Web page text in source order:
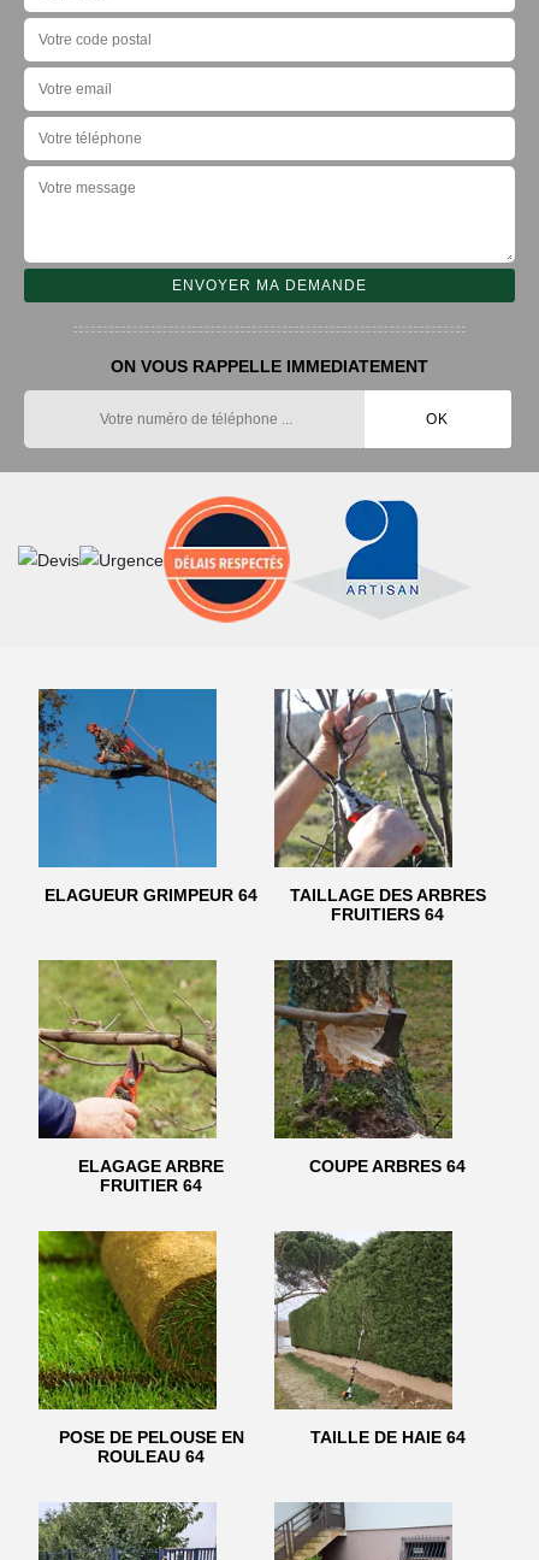
ON VOUS RAPPELLE IMMEDIATEMENT
ELAGUEUR GRIMPEUR 64
TAILLAGE DES ARBRES
FRUITIERS 64
ELAGAGE ARBRE
FRUITIER 64
COUPE ARBRES 64
POSE DE PELOUSE EN
ROULEAU 64
TAILLE DE HAIE 64